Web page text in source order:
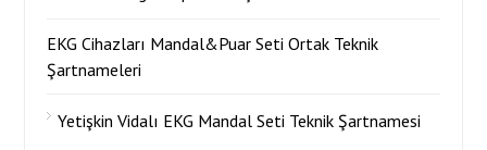
EKG Cihazları Mandal&Puar Seti Ortak Teknik
Şartnameleri
Yetişkin Vidalı EKG Mandal Seti Teknik Şartnamesi